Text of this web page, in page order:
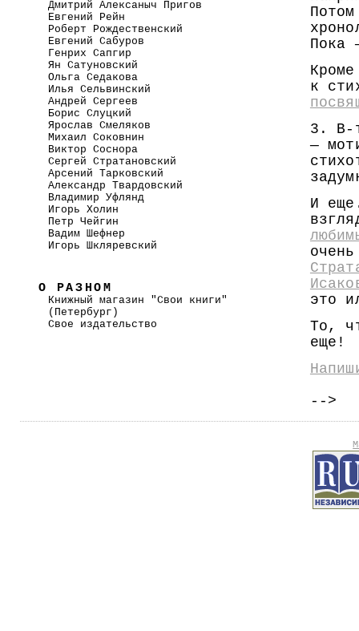
Пока
к
3. В-
—
И
это
То,
еще!
-->
Дмитрий Алексаныч Пригов
Евгений Рейн
Роберт Рождественский
Евгений Сабуров
Генрих Сапгир
Ян Сатуновский
Ольга Седакова
Илья Сельвинский
Андрей Сергеев
Борис Слуцкий
Ярослав Смеляков
Михаил Соковнин
Виктор Соснора
Сергей Стратановский
Арсений Тарковский
Александр Твардовский
Владимир Уфлянд
Игорь Холин
Петр Чейгин
Вадим Шефнер
Игорь Шкляревский
О РАЗНОМ
Книжный магазин "Свои книги"
(Петербург)
Свое издательство